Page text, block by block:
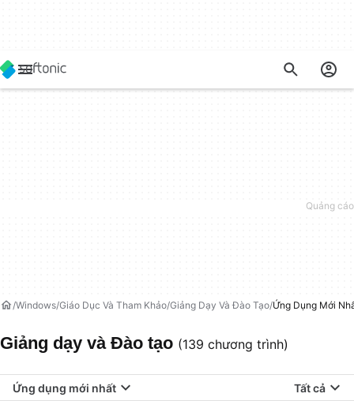
Windows Giáo Dục Và Tham Khảo Giảng Dạy Và Đào Tạo Ứng Dụng Mới
Giảng dạy và Đào tạo (139 chương trình)
Ứng dụng mới nhất Tất cả